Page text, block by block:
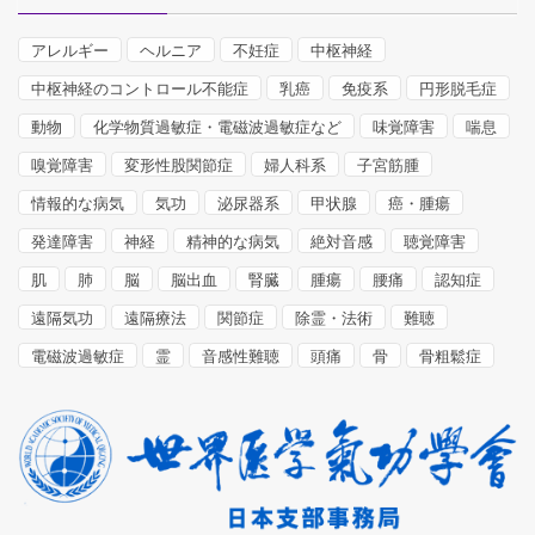
アレルギー ヘルニア 不妊症 中枢神経
中枢神経のコントロール不能症 乳癌 免疫系 円形脱毛症
動物 化学物質過敏症・電磁波過敏症など 味覚障害 喘息
嗅覚障害 変形性股関節症 婦人科系 子宮筋腫
情報的な病気 気功 泌尿器系 甲状腺 癌・腫瘍
発達障害 神経 精神的な病気 絶対音感 聴覚障害
肌 肺 脳 脳出血 腎臓 腫瘍 腰痛 認知症
遠隔気功 遠隔療法 関節症 除霊・法術 難聴
電磁波過敏症 霊 音感性難聴 頭痛 骨 骨粗鬆症